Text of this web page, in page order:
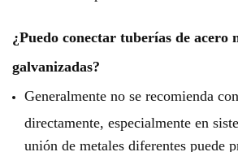
¿Puedo conectar tuberías de acero
galvanizadas?
Generalmente no se recomienda
directamente, especialmente en
unión de metales diferentes puede